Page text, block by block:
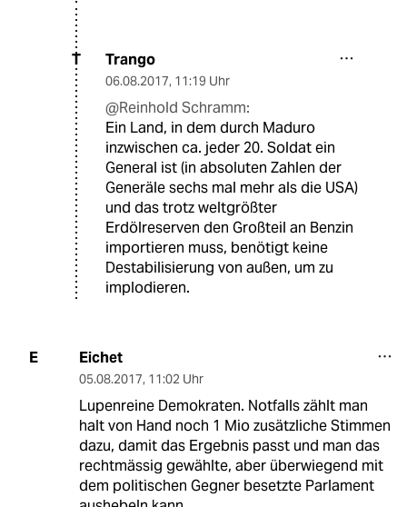
T Trango
06.08.2017, 11:19 Uhr
@Reinhold Schramm:
Ein Land, in dem durch Maduro
inzwischen ca. jeder 20. Soldat ein
General ist (in absoluten Zahlen der
Generäle sechs mal mehr als die USA)
und das trotz weltgrößter
Erdölreserven den Großteil an Benzin
importieren muss, benötigt keine
Destabilisierung von außen, um zu
implodieren.
E Eichet
05.08.2017, 11:02 Uhr
Lupenreine Demokraten. Notfalls zählt man
halt von Hand noch 1 Mio zusätzliche Stimmen
dazu, damit das Ergebnis passt und man das
rechtmässig gewählte, aber überwiegend mit
dem politischen Gegner besetzte Parlament